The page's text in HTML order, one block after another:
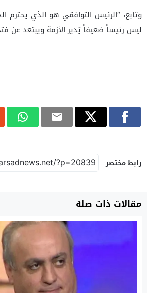
وتابع، “الرئيس التوافقي هو الذي يحترم
ليس رئيساً ضعيفاً يُدير الأزمة ويبتعد عن
رابط مختصر
مقالات ذات صلة